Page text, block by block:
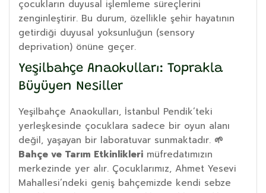
çocukların duyusal işlemleme süreçlerini
zenginleştirir. Bu durum, özellikle şehir hayatının
getirdiği duyusal yoksunluğun (sensory
deprivation) önüne geçer.
Yeşilbahçe Anaokulları: Toprakla
Büyüyen Nesiller
Yeşilbahçe Anaokulları, İstanbul Pendik’teki
yerleşkesinde çocuklara sadece bir oyun alanı
değil, yaşayan bir laboratuvar sunmaktadır. 🌱
Bahçe ve Tarım Etkinlikleri müfredatımızın
merkezinde yer alır. Çocuklarımız, Ahmet Yesevi
Mahallesi’ndeki geniş bahçemizde kendi sebze